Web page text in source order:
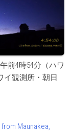
前4時54分（ハワ
イ観測所・朝日
Maunakea,